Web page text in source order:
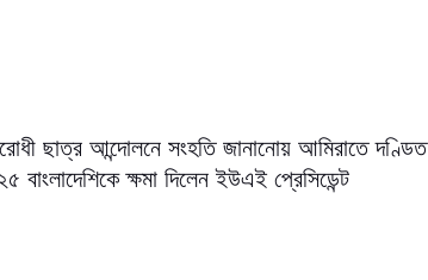
ছাত্র আন্দোলনে সংহতি জানানোয় আমিরাতে দণ্ডিত
বাংলাদেশিকে ক্ষমা দিলেন ইউএই প্রেসিডেন্ট